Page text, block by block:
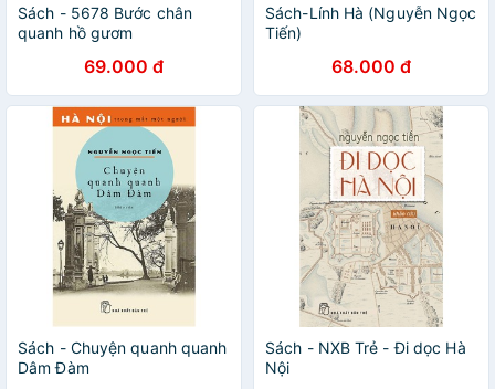
Sách - 5678 Bước chân
quanh hồ gươm
69.000 đ
Sách-Lính Hà (Nguyễn Ngọc
Tiến)
68.000 đ
Sách - Chuyện quanh quanh
Dâm Đàm
Sách - NXB Trẻ - Đi dọc Hà
Nội